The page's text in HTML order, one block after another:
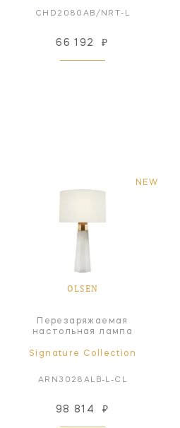
CHD2080AB/NRT-L
66 192 ₽
NEW
OLSEN
Перезаряжаемая
настольная лампа
Signature Collection
ARN3028ALB-L-CL
98 814 ₽